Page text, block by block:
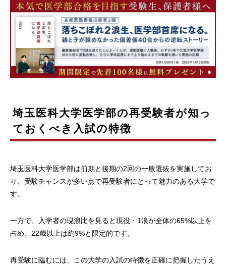
埼玉医科大学医学部の再受験者が知っ
ておくべき入試の特徴
埼玉医科大学医学部は前期と後期の2回の一般選抜を実施してお
り、受験チャンスが多い点で再受験者にとって魅力のある大学で
す。
一方で、入学者の現浪比を見ると現役・1浪が全体の65%以上を
占め、22歳以上は約9%と限定的です。
再受験に臨むには、この大学の入試の特徴を正確に把握したうえ